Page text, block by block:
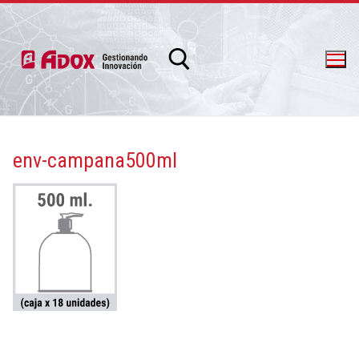
info@adox.com.ar
env-campana500ml